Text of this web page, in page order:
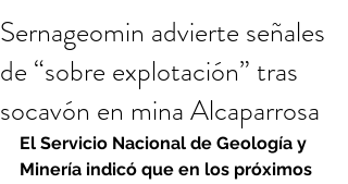
Sernageomin advierte señales
de “sobre explotación” tras
socavón en mina Alcaparrosa
El Servicio Nacional de Geología y
Minería indicó que en los próximos